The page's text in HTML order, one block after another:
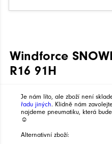
Windforce
R16 91H
Je nám líto, ale zboží není
řadu jiných. Klidně nám
najdeme pneumatiku, která
☺
Alternativní zboží: